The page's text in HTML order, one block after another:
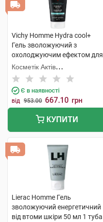
Vichy Homme Hydra cool+
Гель зволожуючий з
охолоджуючим ефектом для
обличчя та контуру очей 50
мл 1 туба
Косметік Актів
Інтернаціональ
Є в наявності
від 953.00 667.10 грн
КУПИТИ
Lierac Homme Гель
зволожуючий енергетичний
від втоми шкіри 50 мл 1 туба